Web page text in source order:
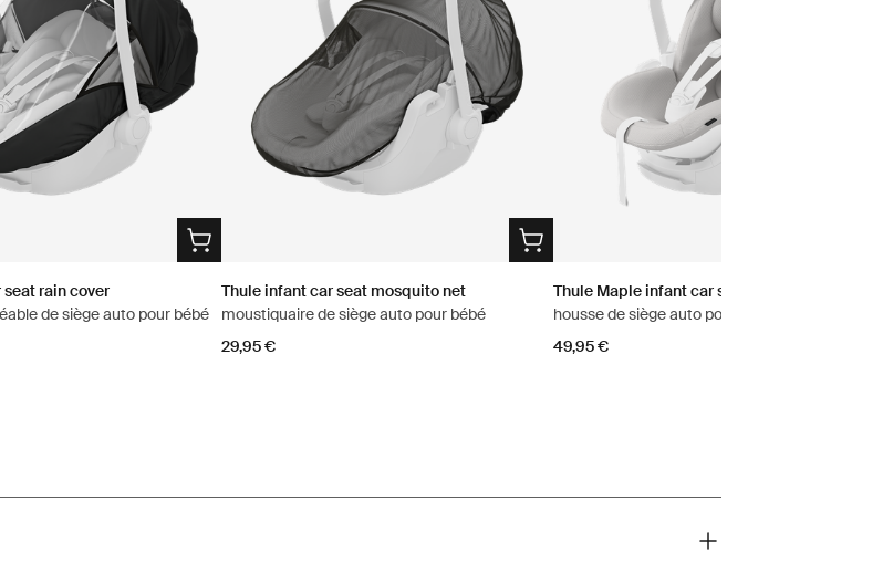
rain cover
de siège auto pour bébé
Thule infant car seat mosquito net
moustiquaire de siège auto pour bébé
29,95 €
Thule Maple infant car seat cover
housse de siège auto pour bébé
49,95 €